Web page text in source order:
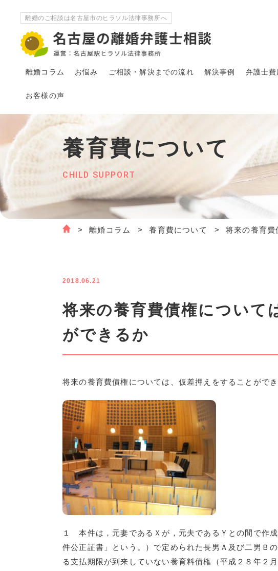
離婚のご相談は名古屋市のヒラソル法律事務所へ
離婚コラム お悩み ご相談・解決 までの流れ 解決事例 弁護士費
お客様の声
養育費について
CHILD SUPPORT
離婚コラム 養育費について 将来の養育費
2018.06.21
将来の養育費債権について
ができるか
将来の養育費債権については、仮差押えをすることがで
１ 本件は，元妻であるＸが，元夫であるＹとの間で作
件公正証書」という。）で定められた長男Ａ及び二男Ｂ
る支払期限が到来していない養育料債権（平成２８年２